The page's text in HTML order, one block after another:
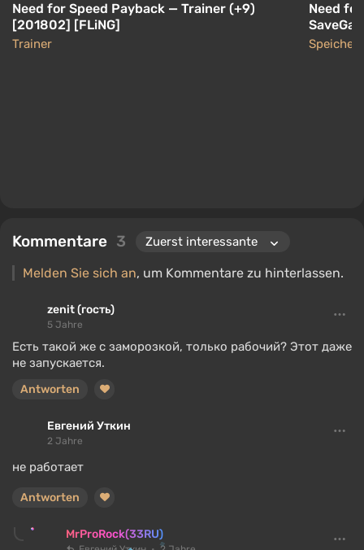
Need for Speed Payback — Trainer (+9)
[201802] [FLiNG]
Trainer
Need
–
Kommentare 3
Melden Sie sich an, um Kommentare zu hinterlassen.
zenit (гость)
5 Jahre
Есть такой же с заморозкой, только рабочий? Этот даже
не запускается.
Antworten
Евгений Уткин
2 Jahre
не работает
Antworten
MrProRock(33RU)